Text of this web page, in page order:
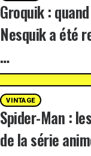
Groquik :
Nesquik a été
…
VINTAGE
Spider-Man :
de la série